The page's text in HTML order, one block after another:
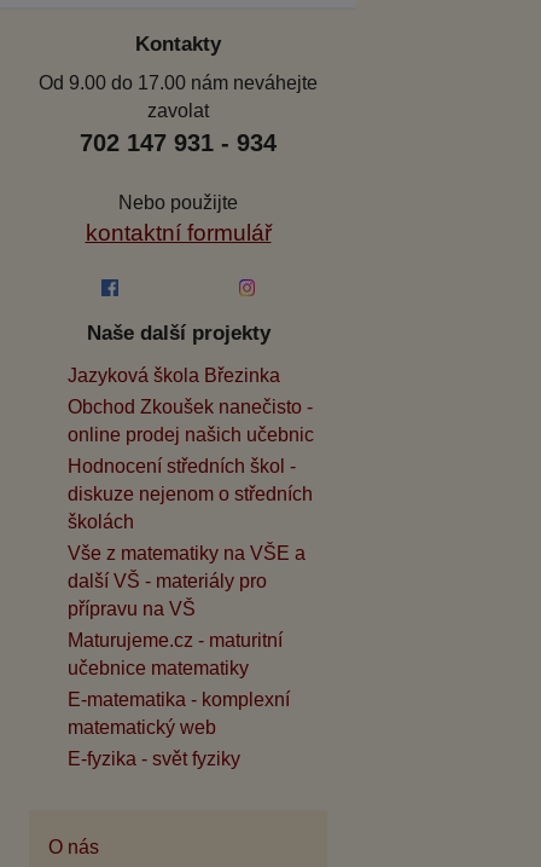
Kontakty
Od 9.00 do 17.00 nám neváhejte
zavolat
702 147 931 - 934
Nebo použijte
kontaktní formulář
Naše další projekty
Jazyková škola Březinka
Obchod Zkoušek nanečisto -
online prodej našich učebnic
Hodnocení středních škol -
diskuze nejenom o středních
školách
Vše z matematiky na VŠE a
další VŠ - materiály pro
přípravu na VŠ
Maturujeme.cz - maturitní
učebnice matematiky
E-matematika - komplexní
matematický web
E-fyzika - svět fyziky
O nás